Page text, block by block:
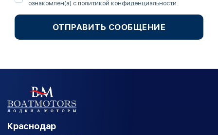
ознакомлен(а) с политикой конфиденциальности.
ОТПРАВИТЬ СООБЩЕНИЕ
Краснодар